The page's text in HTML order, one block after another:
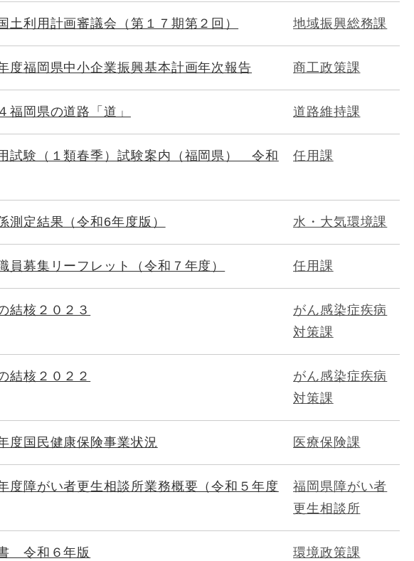
土利用計画審議会（第１７期第２回） 地域振興総務課
度福岡県中小企業振興基本計画年次報告 商工政策課
福岡県の道路「道」 道路維持課
試験（１類春季）試験案内（福岡県） 令和
任用課
測定結果（令和6年度版） 水・大気環境課
員募集リーフレット（令和７年度） 任用課
結核２０２３
がん感染症疾病
対策課
結核２０２２
がん感染症疾病
対策課
度国民健康保険事業状況 医療保険課
度障がい者更生相談所業務概要（令和５年度
福岡県障がい者
更生相談所
令和６年版 環境政策課